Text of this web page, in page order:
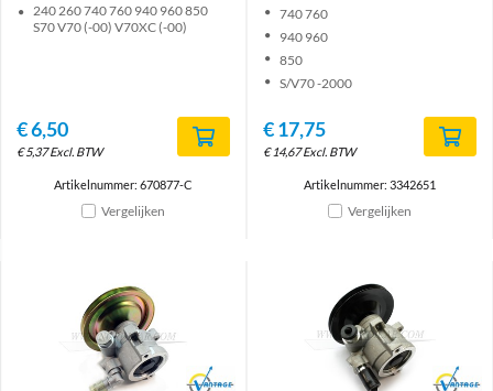
240 260 740 760 940 960 850
S70 V70 (-00) V70XC (-00)
€6,50
€5,37 Excl. BTW
Artikelnummer: 670877-C
Vergelijken
740 760
940 960
850
S/V70 -2000
€17,75
€14,67 Excl. BTW
Artikelnummer: 3342651
Vergelijken
Brand Brand